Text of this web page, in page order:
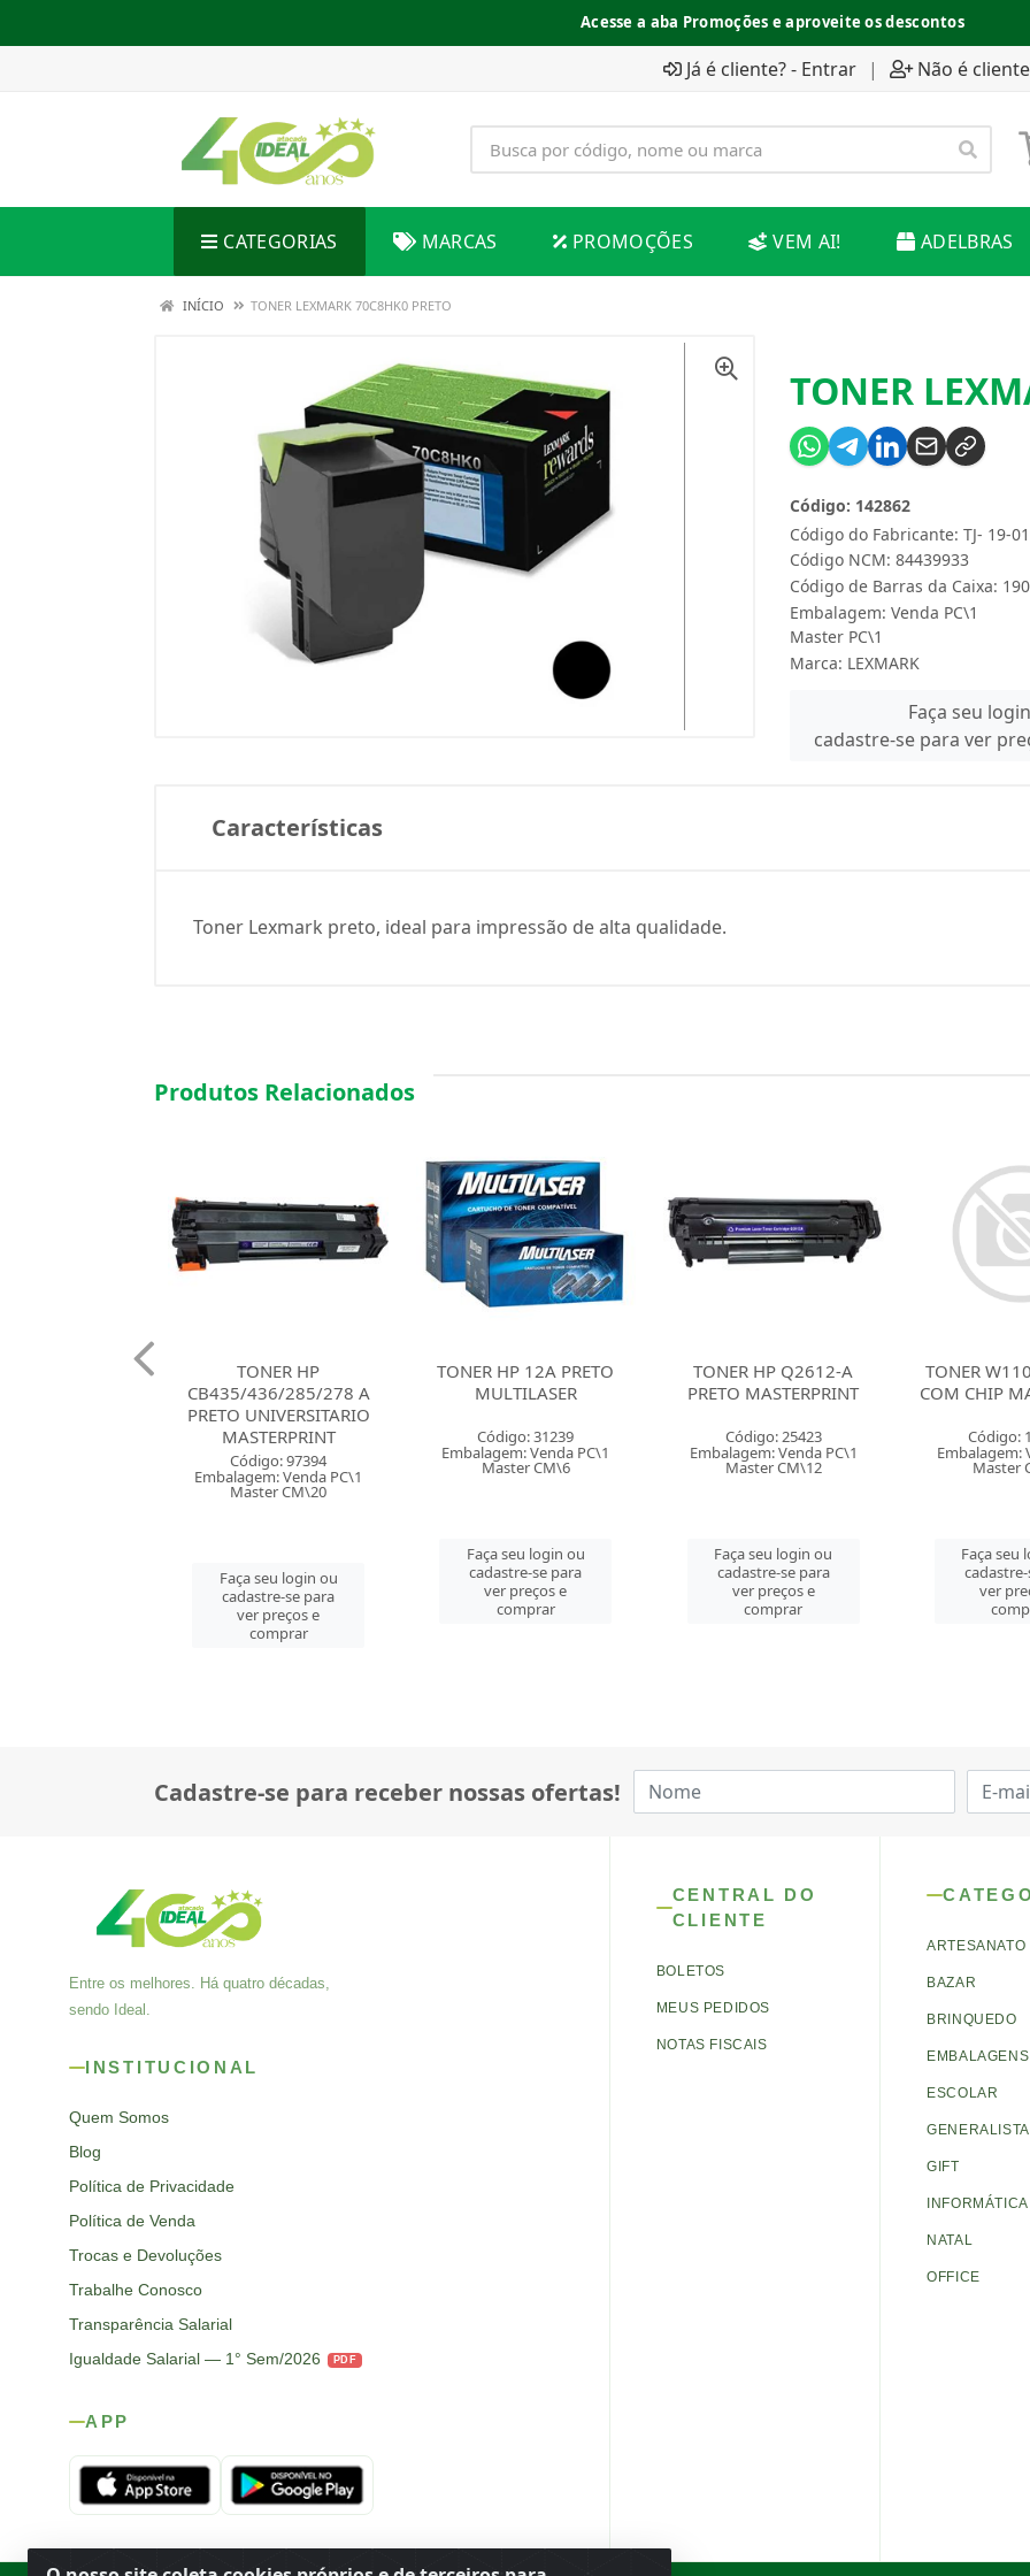
Acesse a aba Promoções e aproveite os descontos
Já é cliente? - Entrar | Não é
CATEGORIAS MARCAS PROMOÇÕES VEM AI! ADELBRAS
INÍCIO TONER LEXMARK 70C8HK0 PRETO
TONER
Código do Fabricante: TJ- 19-
Código: 142862
Código NCM: 84439933
Código de Barras da Caixa:
Embalagem: Venda PC\1
Master PC\1
Marca: LEXMARK
Faça seu
cadastre-se para ver
Características
Toner Lexmark preto, ideal para impressão de alta qualidade.
Produtos Relacionados
TONER HP 12A PRETO
MULTILASER
Código: 31239
Embalagem: Venda PC\1
Master CM\6
cadastre-se para
ver preços e
comprar
TONER HP Q2612-A
PRETO MASTERPRINT
Código: 25423
Embalagem: Venda PC\1
Master CM\12
Faça seu login ou
cadastre-se para
ver preços e
comprar
TONER W1105 A PRETO
COM CHIP MASTERPRINT
Código: 163542
Embalagem: Venda PC\1
Master CM\12
Faça seu login ou
cadastre-se para
ver preços e
comprar
TONER
PRETO
Código:
Embalagem:
Master
Faça seu
ver
Cadastre-se para receber nossas ofertas!
Entre os melhores. Há quatro décadas,
sendo Ideal.
INSTITUCIONAL
Quem Somos
Blog
Política de Privacidade
Política de Venda
Trocas e Devoluções
Trabalhe Conosco
Transparência Salarial
Igualdade Salarial — 1° Sem/2026
PDF
APP
CENTRAL DO
CLIENTE
BOLETOS
MEUS PEDIDOS
NOTAS FISCAIS
ARTESANATO
BAZAR
BRINQUEDO
ESCOLAR
GENERALISTA
GIFT
INFORMÁTICA
NATAL
OFFICE